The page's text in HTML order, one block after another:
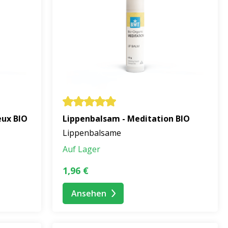
Hauch.
innere Stärke unterstreicht.
Wetter, Wind oder in trockener Umgebung.
Regeneration zu fördern.
bekannt ist. Es ist ideal für Lippen, die
BIO
Lippenbalsam - Meditation BIO
Lippenbalsame
Auf Lager
1,96 €
Ansehen